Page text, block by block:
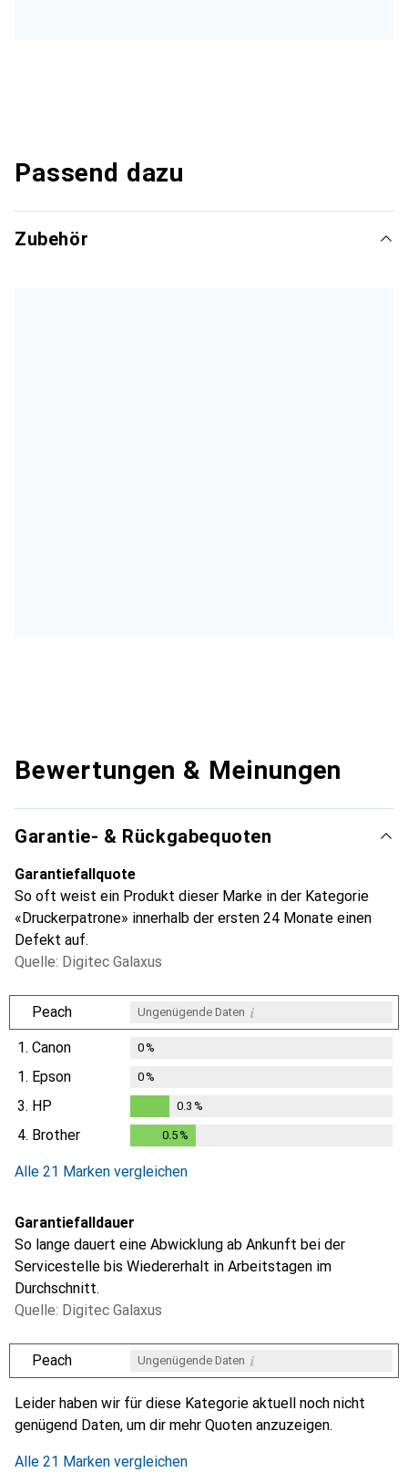
Passend dazu
Zubehör
Bewertungen & Meinungen
Garantie- & Rückgabequoten
Garantiefallquote
So oft weist ein Produkt dieser Marke in der Kategorie
«Druckerpatrone» innerhalb der ersten 24 Monate einen
Defekt auf.
Quelle: Digitec Galaxus
Peach Ungenügende Daten i
1. Canon 0%
1. Epson 0%
3. HP
0.3%
0.3 %
4. Brother 0.5%
Alle 21 Marken vergleichen
Garantiefalldauer
So lange dauert eine Abwicklung ab Ankunft bei der
Servicestelle bis Wiedererhalt in Arbeitstagen im
Durchschnitt.
Quelle: Digitec Galaxus
Peach Ungenügende Daten i
iiii
Leider haben wir für diese Kategorie aktuell noch nicht
genügend Daten, um dir mehr Quoten anzuzeigen.
Alle 21 Marken vergleichen